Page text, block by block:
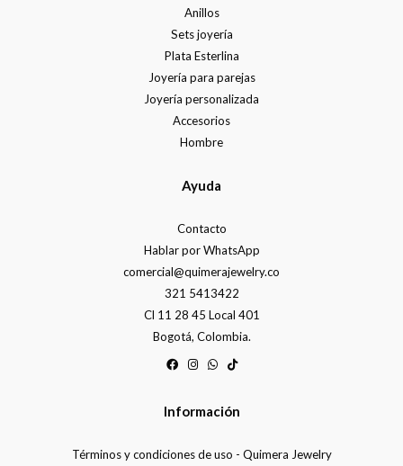
Anillos
Sets joyería
Plata Esterlina
Joyería para parejas
Joyería personalizada
Accesorios
Hombre
Ayuda
Contacto
Hablar por WhatsApp
comercial@quimerajewelry.co
321 5413422
Cl 11 28 45 Local 401
Bogotá, Colombia.
Información
Términos y condiciones de uso - Quimera Jewelry